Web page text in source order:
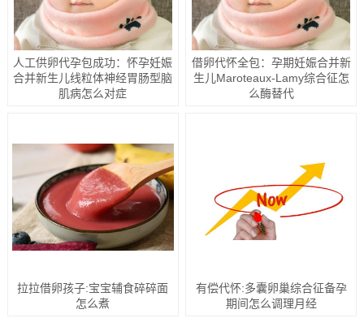
人工供卵代孕包成功：怀孕妊娠
合并新生儿线粒体神经胃肠型脑
肌病怎么对症
借卵代怀全包：孕期妊娠合并新
生儿Maroteaux-Lamy综合征怎
么酶替代
拉拉借卵孩子:宝宝辅食碎碎面
怎么煮
有偿代怀:多囊卵巢综合征备孕
期间怎么调理月经